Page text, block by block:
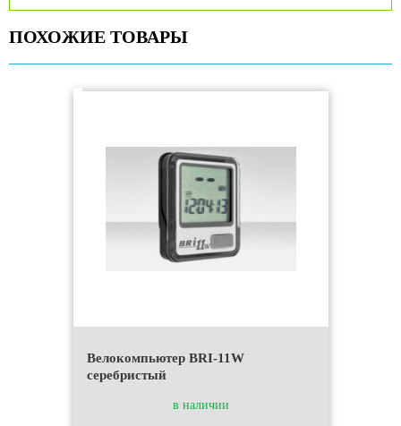
ПОХОЖИЕ ТОВАРЫ
Велокомпьютер BRI-11W
серебристый
в наличии